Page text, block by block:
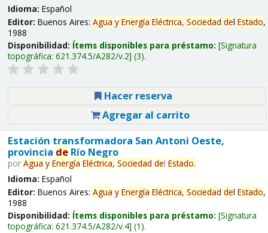
Idioma: Español
Editor: Buenos Aires: Agua y Energía Eléctrica, Sociedad del Estado,
1988
Disponibilidad: Ítems disponibles para préstamo: Signatura
topográfica: 621.374.5/A282/v.2 (3).
Hacer reserva
Agregar al carrito
Estación transformadora San Antoni Oeste,
provincia deRío Negro
por Agua y Energía Eléctrica, Sociedad del Estado.
Idioma: Español
Editor: Buenos Aires: Agua y Energía Eléctrica, Sociedad del Estado,
1988
Disponibilidad: Ítems disponibles para préstamo: Signatura
topográfica: 621.374.5/A282/v.4 (1).